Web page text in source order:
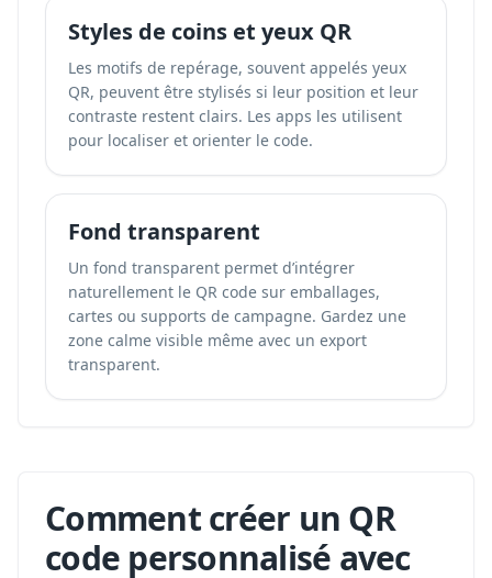
Styles de coins et yeux QR
Les motifs de repérage, souvent appelés yeux
QR, peuvent être stylisés si leur position et leur
contraste restent clairs. Les apps les utilisent
pour localiser et orienter le code.
Fond transparent
Un fond transparent permet d’intégrer
naturellement le QR code sur emballages,
cartes ou supports de campagne. Gardez une
zone calme visible même avec un export
transparent.
Comment créer un QR
code personnalisé avec